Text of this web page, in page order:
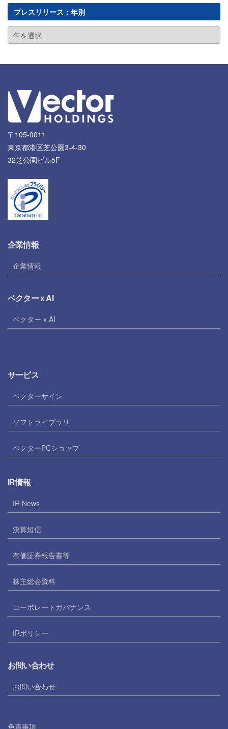
プレスリリース：年別
〒105-0011
東京都港区芝公園3-4-30
32芝公園ビル5F
企業情報
企業情報
ベクター x AI
ベクター x AI
サービス
ベクターサイン
ソフトライブラリ
ベクターPCショップ
IR情報
IR News
決算短信
有価証券報告書等
株主総会資料
コーポレートガバナンス
IRポリシー
お問い合わせ
お問い合わせ
免責事項